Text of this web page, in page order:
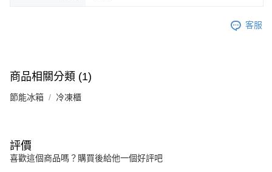
客服
商品相關分類 (1)
節能冰箱 冷凍櫃
評價
喜歡這個商品嗎？購買後給他一個好評吧